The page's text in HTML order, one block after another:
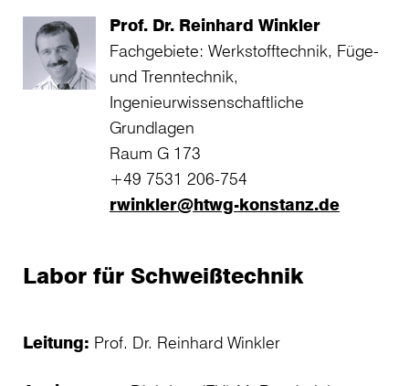
Prof. Dr. Reinhard Winkler
Fachgebiete: Werkstofftechnik, Füge-
und Trenntechnik,
Ingenieurwissenschaftliche
Grundlagen
Raum G 173
+49 7531 206-754
rwinkler@htwg-konstanz.de
Labor für Schweißtechnik
Leitung: Prof. Dr. Reinhard Winkler